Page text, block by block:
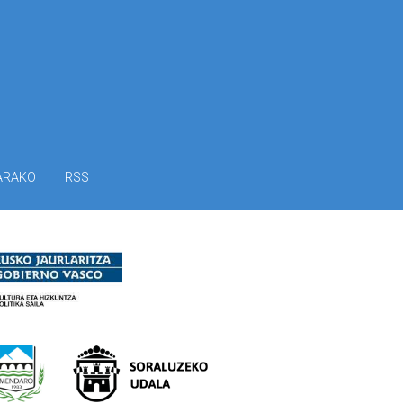
RSS